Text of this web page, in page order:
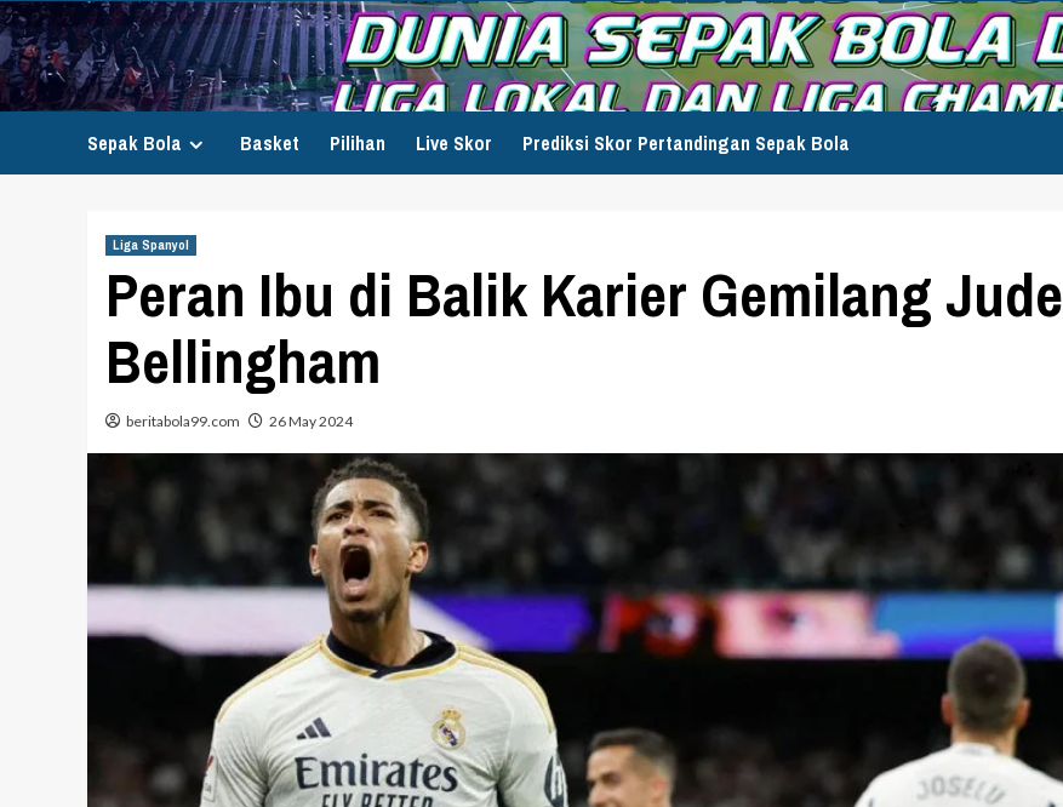
Skip
to
content
Sepak Bola Basket Pilihan Live Skor Prediksi Skor Pertandingan Sepak Bola
Liga Spanyol
Peran Ibu di Balik Karier Gemilang Jude
Bellingham
beritabola99.com 26 May 2024